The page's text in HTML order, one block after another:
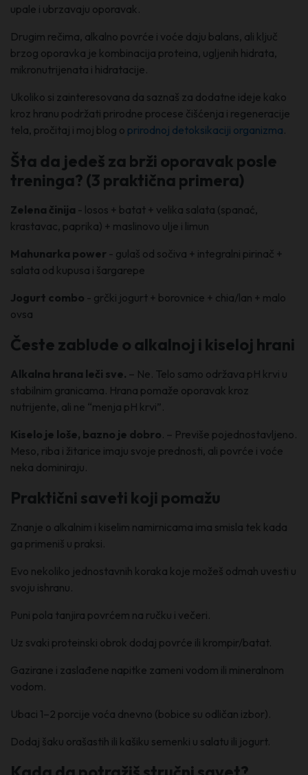
upale i ubrzavaju oporavak.
Drugim rečima, alkalno povrće i voće daju balans, ali ključ
brzog oporavka je kombinacija proteina, ugljenih hidrata,
mikronutrijenata i hidratacije.
Ukoliko si zainteresovana da saznaš za dodatne ideje kako
kroz hranu podržati prirodne procese čišćenja i regeneracije
tela, pročitaj i moj blog o prirodnoj detoksikaciji organizma.
Šta da jedeš za brži oporavak posle
treninga? (3 praktična primera)
Zelena činija - losos + batat + velika salata (spanać,
krastavac, paprika) + maslinovo ulje i limun
Mahunarka power - gulaš od sočiva + integralni pirinač +
salata od kupusa i šargarepe
Jogurt combo - grčki jogurt + borovnice + chia/lan + malo
ovsa
Česte zablude o alkalnoj i kiseloj hrani
Alkalna hrana leči sve. – Ne. Telo samo održava pH krvi u
stabilnim granicama. Hrana pomaže oporavak kroz
nutrijente, ali ne “menja pH krvi”.
Kiselo je loše, bazno je dobro. – Previše pojednostavljeno.
Meso, riba i žitarice imaju svoje prednosti, ali povrće i voće
neka dominiraju.
Praktični saveti koji pomažu
Znanje o alkalnim i kiselim namirnicama ima smisla tek kada
ga primeniš u praksi.
Evo nekoliko jednostavnih koraka koje možeš odmah uvesti u
svoju ishranu.
Puni pola tanjira povrćem na ručku i večeri.
Uz svaki proteinski obrok dodaj povrće ili krompir/batat.
Gazirane i zaslađene napitke zameni vodom ili mineralnom
vodom.
Ubaci 1–2 porcije voća dnevno (bobice su odličan izbor).
Dodaj šaku orašastih ili kašiku semenki u salatu ili jogurt.